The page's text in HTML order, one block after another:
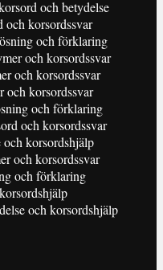
och betydelse
och korsordssvar
och förklaring
och korsordssvar
och korsordssvar
och korsordssvar
och förklaring
och korsordssvar
korsordshjälp
och korsordssvar
och förklaring
och korsordshjälp